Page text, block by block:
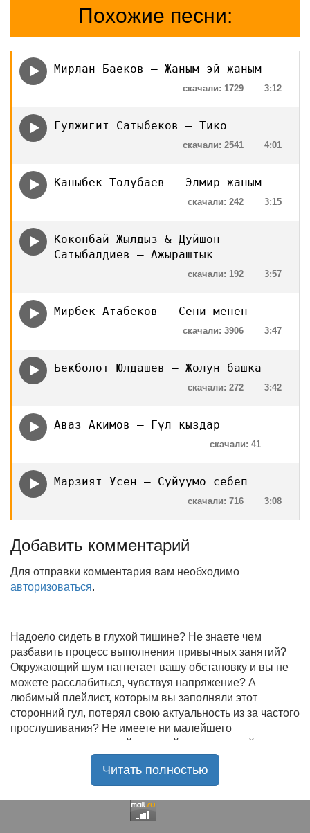
Похожие песни:
Мирлан Баеков — Жаным эй жаным
3:12
скачали: 1729
Гулжигит Сатыбеков — Тико
4:01
скачали: 2541
Каныбек Толубаев — Элмир жаным
3:15
скачали: 242
Коконбай Жылдыз & Дyйшон
Сатыбалдиев — Ажыраштык
3:57
скачали: 192
Мирбек Атабеков — Сени менен
3:47
скачали: 3906
Бекболот Юлдашев — Жолун башка
3:42
скачали: 272
Аваз Акимов — Гүл кыздар
скачали: 41
Марзият Усен — Суйуумо себеп
3:08
скачали: 716
Добавить комментарий
Для отправки комментария вам необходимо
авторизоваться.
Надоело сидеть в глухой тишине? Не знаете чем
разбавить процесс выполнения привычных занятий?
Окружающий шум нагнетает вашу обстановку и вы не
можете расслабиться, чувствуя напряжение? А
любимый плейлист, которым вы заполняли этот
сторонний гул, потерял свою актуальность из за частого
прослушивания? Не имеете ни малейшего
представления, где найти новый качественный контент
на замену старому? В таком случае вы обратились по
радостью приветствует своих старых и новых
Читать полностью